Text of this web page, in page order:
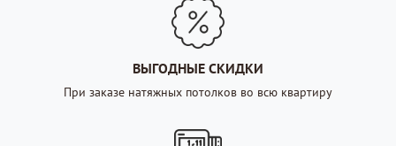
ВЫГОДНЫЕ СКИДКИ
При заказе натяжных потолков во всю квартиру